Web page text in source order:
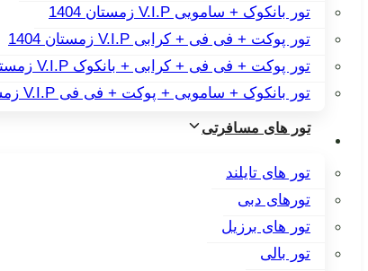
تور بانکوک + سامویی V.I.P زمستان 1404
تور پوکت + فی فی + کرابی V.I.P زمستان 1404
تور پوکت + فی فی + کرابی + بانکوک V.I.P زمستان 1404
تور بانکوک + سامویی + پوکت + فی فی V.I.P زمستان 1404
تور های مسافرتی
تور های تایلند
تورهای دبی
تور های برزیل
تور بالی